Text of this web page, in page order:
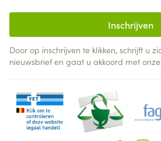
Inschrijven
Door op inschrijven te klikken, schrijft u
nieuwsbrief en gaat u akkoord met onze